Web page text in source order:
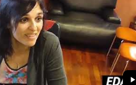
play_arrow